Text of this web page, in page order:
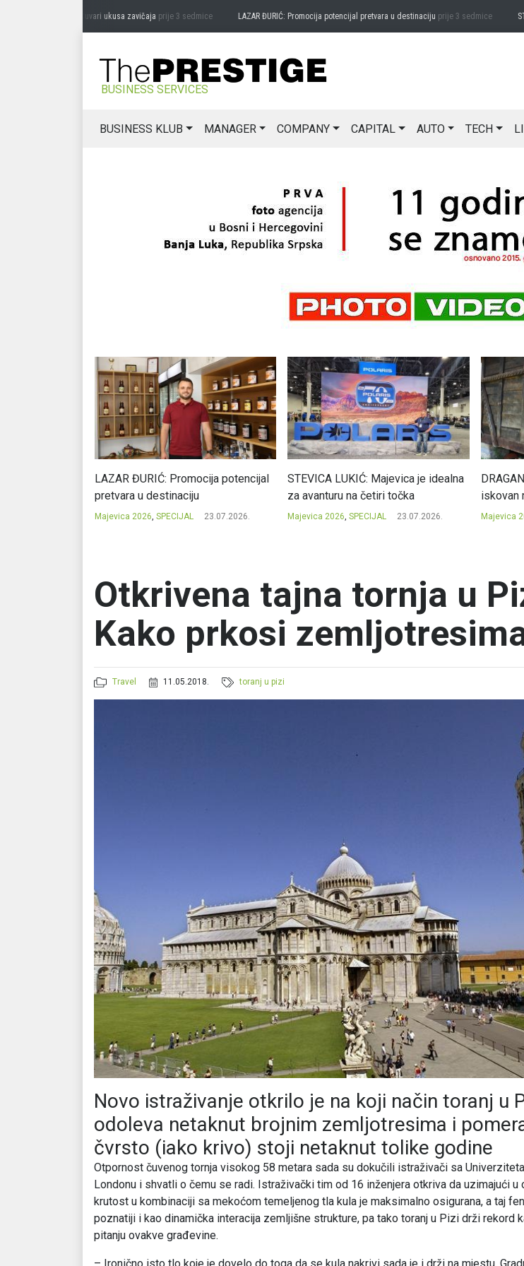
MIĆANOVIĆ: Čuvari ukusa zavičajaprije 3 sedmice LAZAR ĐURIĆ: Promocija potencijal pretvara u destinacijuprije 3 sedmice
BUSINESS SERVICES
BUSINESS KLUB MANAGER COMPANY CAPITAL AUTO TECH
LAZAR ĐURIĆ: Promocija potencijal
pretvara u destinaciju
Majevica 2026, SPECIJAL 23.07.2026.
STEVICA LUKIĆ: Majevica je idealna
za avanturu na četiri točka
Majevica 2026, SPECIJAL 23.07.2026.
iskovan
Majevica
Otkrivena tajna tornja u
Kako prkosi
Travel 11.05.2018. toranj u pizi
Novo istraživanje otkrilo je na koji način toranj u
odoleva netaknut brojnim zemljotresima i
čvrsto (iako krivo) stoji netaknut tolike godine
Otpornost čuvenog tornja visokog 58 metara sada su dokučili istraživači sa
Londonu i shvatli o čemu se radi. Istraživački tim od 16 inženjera otkriva da uzimajući u
krutost u kombinaciji sa mekoćom temeljenog tla kula je maksimalno osigurana, a taj
poznatiji i kao dinamička interacija zemljišne strukture, pa tako toranj u Pizi drži rekord
pitanju ovakve građevine.